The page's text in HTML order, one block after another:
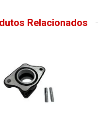
Relacionados